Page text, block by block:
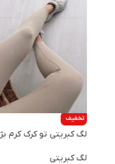
تخفیف
لگ کبریتی تو کرک کرم بژ
لگ کبریتی